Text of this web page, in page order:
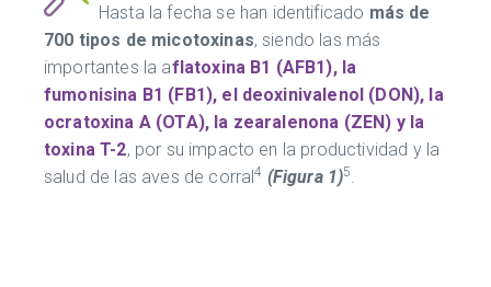
Hasta la fecha se han identificado más de
700 tipos de micotoxinas, siendo las más
importantes la aflatoxina B1 (AFB1), la
fumonisina B1 (FB1), el deoxinivalenol (DON), la
ocratoxina A (OTA), la zearalenona (ZEN) y la
toxina T-2, por su impacto en la productividad y la
salud de las aves de corral4 (Figura 1)5